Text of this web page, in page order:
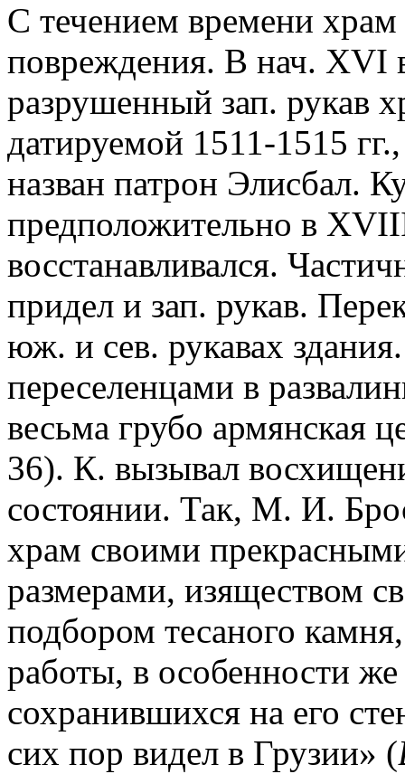
С течением времени храм
повреждения. В нач. XVI
разрушенный зап. рукав
датируемой 1511-1515
назван патрон Элисбал.
предположительно в
восстанавливался.
придел и зап. рукав.
юж. и сев. рукавах
переселенцами в
весьма грубо армянская
36). К. вызывал
состоянии. Так, М. И.
храм своими
размерами, изяществом
подбором тесаного
работы, в особенности
сохранившихся на его
сих пор видел в Грузии» (